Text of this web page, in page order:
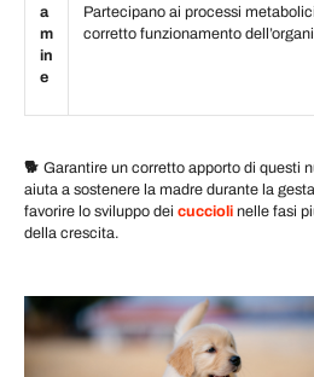
a
m
in
e
Partecipano ai processi
corretto funzionamento
🐕 Garantire un corretto apporto di questi
aiuta a sostenere la madre durante la
favorire lo sviluppo dei cuccioli nelle fasi
della crescita.